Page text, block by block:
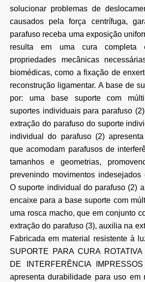
solucionar problemas de
causados pela força centrífuga,
parafuso receba uma exposição
resulta em uma cura completa
propriedades mecânicas
biomédicas, como a fixação de
reconstrução ligamentar. A base de
por: uma base suporte com
suportes individuais para parafuso
extração do parafuso do suporte
individual do parafuso (2)
que acomodam parafusos de
tamanhos e geometrias,
prevenindo movimentos indesejados
O suporte individual do parafuso (2)
encaixe para a base suporte com
uma rosca macho, que em conjunto
extração do parafuso (3), auxilia na
Fabricada em material resistente à
SUPORTE PARA CURA
DE INTERFERÊNCIA
apresenta durabilidade para uso em